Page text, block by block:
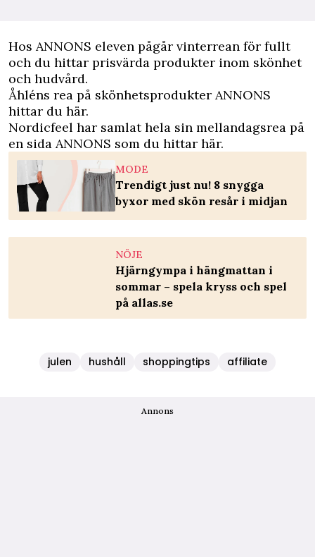
Hos ANNONS eleven pågår vinterrean för fullt
och du hittar prisvärda produkter inom skönhet
och hudvård.
Åhléns rea på skönhetsprodukter ANNONS
hittar du här.
Nordicfeel har samlat hela sin mellandagsrea på
en sida ANNONS som du hittar här.
MODE
Trendigt just nu! 8 snygga
byxor med skön resår i midjan
NÖJE
Hjärngympa i hängmattan i
sommar – spela kryss och spel
på allas.se
julen hushåll shoppingtips affiliate
Annons